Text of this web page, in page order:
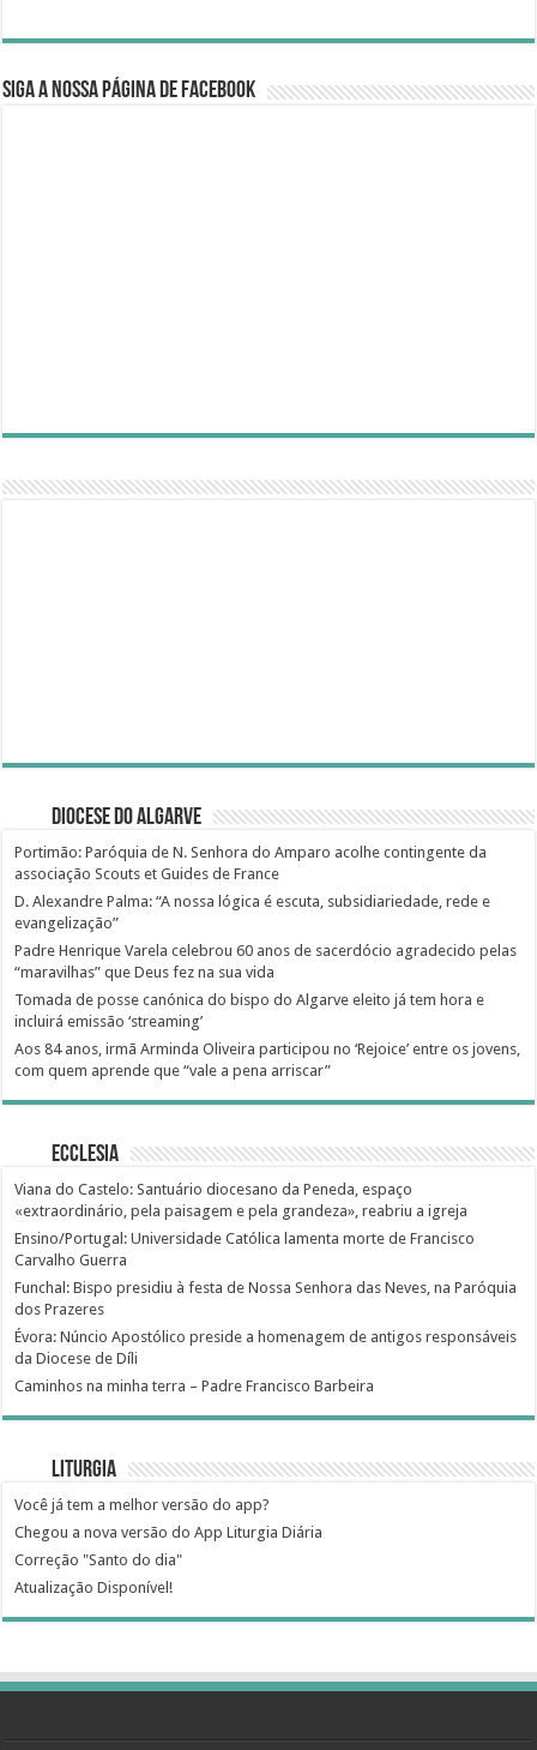
Siga a nossa página de Facebook
Diocese do Algarve
Portimão: Paróquia de N. Senhora do Amparo acolhe contingente da
associação Scouts et Guides de France
D. Alexandre Palma: “A nossa lógica é escuta, subsidiariedade, rede e
evangelização”
Padre Henrique Varela celebrou 60 anos de sacerdócio agradecido pelas
“maravilhas” que Deus fez na sua vida
Tomada de posse canónica do bispo do Algarve eleito já tem hora e
incluirá emissão ‘streaming’
Aos 84 anos, irmã Arminda Oliveira participou no ‘Rejoice’ entre os jovens,
com quem aprende que “vale a pena arriscar”
Ecclesia
Viana do Castelo: Santuário diocesano da Peneda, espaço
«extraordinário, pela paisagem e pela grandeza», reabriu a igreja
Ensino/Portugal: Universidade Católica lamenta morte de Francisco
Carvalho Guerra
Funchal: Bispo presidiu à festa de Nossa Senhora das Neves, na Paróquia
dos Prazeres
Évora: Núncio Apostólico preside a homenagem de antigos responsáveis
da Diocese de Díli
Caminhos na minha terra – Padre Francisco Barbeira
Liturgia
Você já tem a melhor versão do app?
Chegou a nova versão do App Liturgia Diária
Correção "Santo do dia"
Atualização Disponível!